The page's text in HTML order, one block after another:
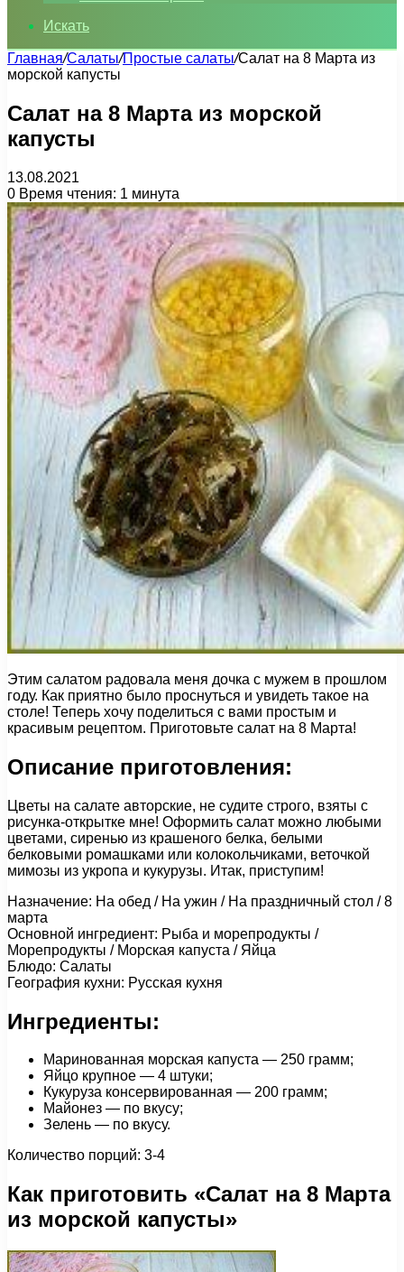
Искать
Главная/Салаты/Простые салаты/Салат на 8 Марта из
морской капусты
Салат на 8 Марта из морской
капусты
13.08.2021
0 Время чтения: 1 минута
Этим салатом радовала меня дочка с мужем в прошлом
году. Как приятно было проснуться и увидеть такое на
столе! Теперь хочу поделиться с вами простым и
красивым рецептом. Приготовьте салат на 8 Марта!
Описание приготовления:
Цветы на салате авторские, не судите строго, взяты с
рисунка-открытке мне! Оформить салат можно любыми
цветами, сиренью из крашеного белка, белыми
белковыми ромашками или колокольчиками, веточкой
мимозы из укропа и кукурузы. Итак, приступим!
Назначение: На обед / На ужин / На праздничный стол / 8
марта
Основной ингредиент: Рыба и морепродукты /
Морепродукты / Морская капуста / Яйца
Блюдо: Салаты
География кухни: Русская кухня
Ингредиенты:
Маринованная морская капуста — 250 грамм;
Яйцо крупное — 4 штуки;
Кукуруза консервированная — 200 грамм;
Майонез — по вкусу;
Зелень — по вкусу.
Количество порций: 3-4
Как приготовить «Салат на 8 Марта
из морской капусты»